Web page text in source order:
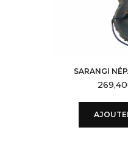
SARANGI
269,40